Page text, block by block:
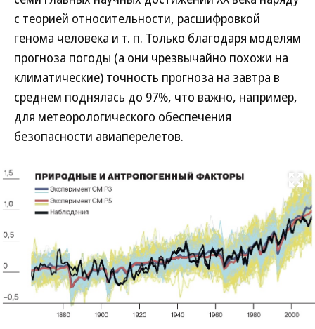
с теорией относительности, расшифровкой
генома человека и т. п. Только благодаря моделям
прогноза погоды (а они чрезвычайно похожи на
климатические) точность прогноза на завтра в
среднем поднялась до 97%, что важно, например,
для метеорологического обеспечения
безопасности авиаперелетов.
Развернуть